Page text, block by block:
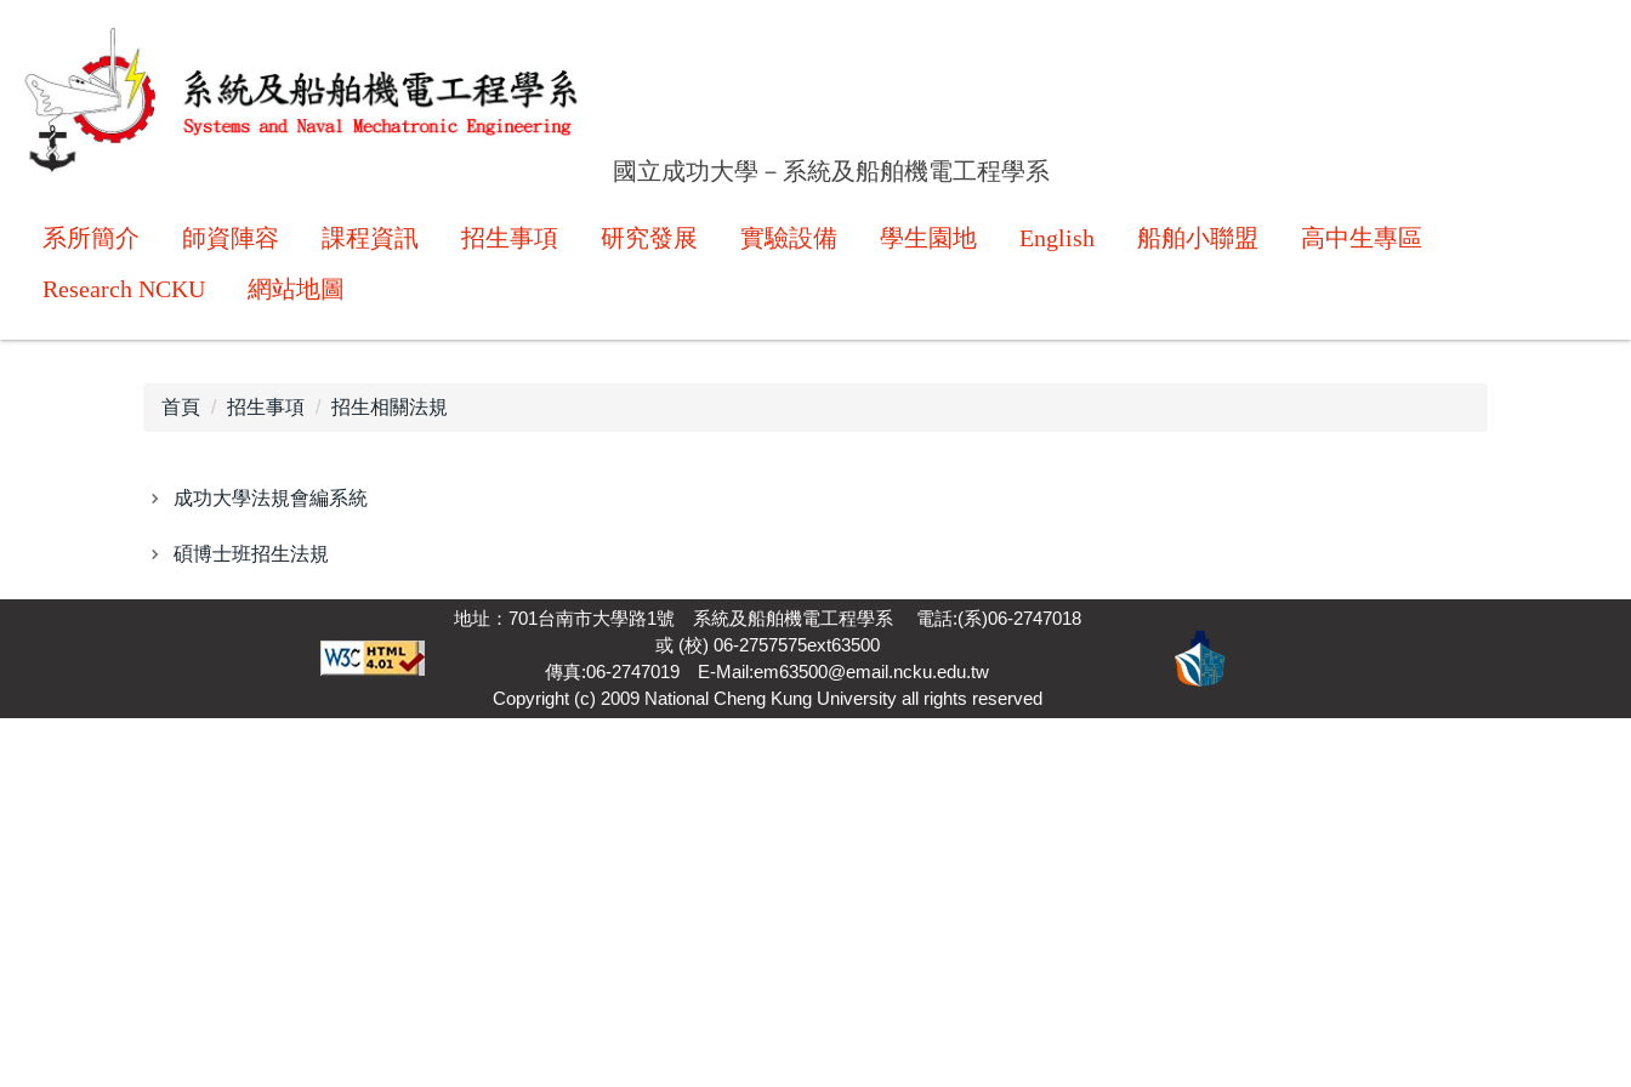
主
容
國立成功大學－系統及船舶機電工程學系
系所簡介 師資陣容 課程資訊 招生事項 研究發展 實驗設備 學生園地 English 船舶小聯盟
高中生專區
Research NCKU
網站地圖
首頁 招生事項 招生相關法規
成功大學法規會編系統
碩博士班招生法規
地址：701台南市大學路1號 系統及船舶機電工程學系 電話:(系)06-2747018
或 (校) 06-2757575ext63500
傳真:06-2747019 E-Mail:em63500@email.ncku.edu.tw
Copyright (c) 2009 National Cheng Kung University all rights reserved